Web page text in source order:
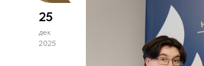
25
дек
2025